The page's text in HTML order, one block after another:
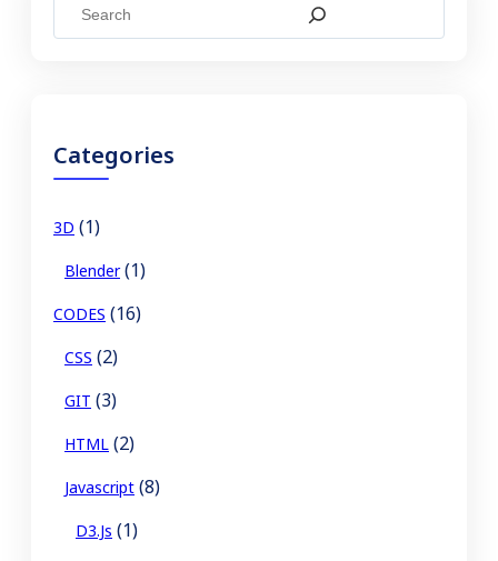
e
h
Categories
3D (1)
Blender(1)
CODES (16)
CSS (2)
GIT (3)
HTML (2)
Javascript (8)
D3.js (1)